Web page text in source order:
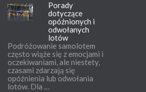
Porady
dotyczące
opóźnionych i
odwołanych
lotów
Podróżowanie samolotem
często wiąże się z emocjami i
oczekiwaniami, ale niestety,
czasami zdarzają się
opóźnienia lub odwołania
lotów. Dla …